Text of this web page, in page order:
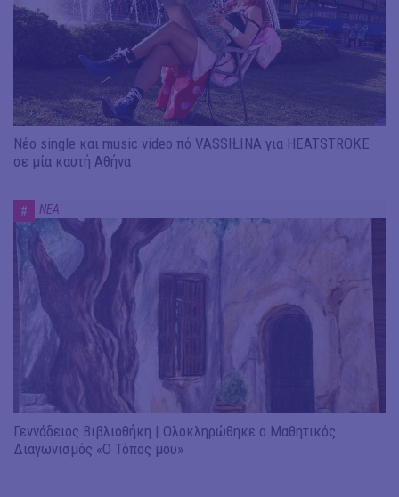
Νέο single και music video πό VASSIŁINA για HEATSTROKE
σε μία καυτή Αθήνα
# ΝΕΑ
Γεννάδειος Βιβλιοθήκη | Ολοκληρώθηκε ο Μαθητικός
Διαγωνισμός «Ο Τόπος μου»